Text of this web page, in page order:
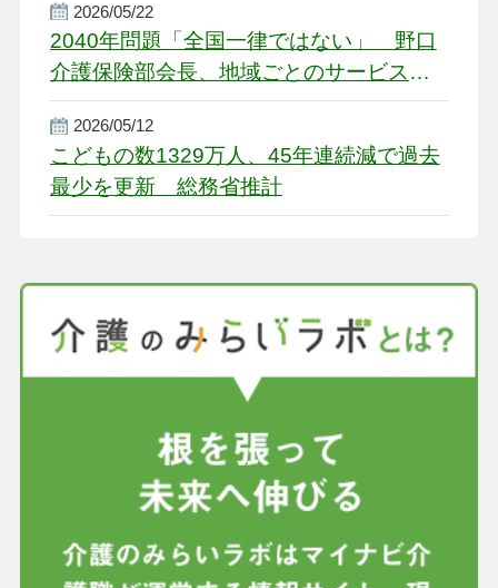
2026/05/22
2040年問題「全国一律ではない」 野口
介護保険部会長、地域ごとのサービス基
盤整備を促す
2026/05/12
こどもの数1329万人、45年連続減で過去
最少を更新 総務省推計